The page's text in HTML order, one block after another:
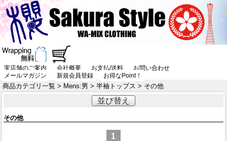
実店舗のご案内 会社概要 お支払/送料
お問い合わせ
メールマガジン
新規会員登録 お得なPoint！
商品カテゴリ一覧 > Mens:男 > 半袖トップス > その他
並び替え
その他
1